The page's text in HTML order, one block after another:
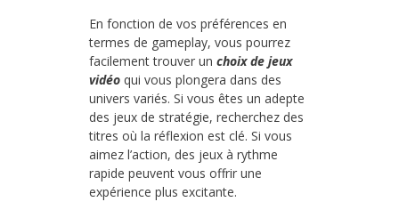
En fonction de vos préférences en
termes de gameplay, vous pourrez
facilement trouver un choix de jeux
vidéo qui vous plongera dans des
univers variés. Si vous êtes un adepte
des jeux de stratégie, recherchez des
titres où la réflexion est clé. Si vous
aimez l’action, des jeux à rythme
rapide peuvent vous offrir une
expérience plus excitante.